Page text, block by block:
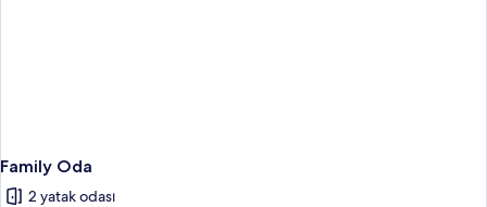
Family Oda
2 yatak odası